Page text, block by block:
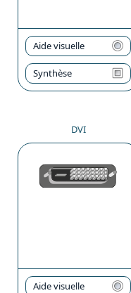
Aide visuelle
Synthèse
DVI
Aide visuelle